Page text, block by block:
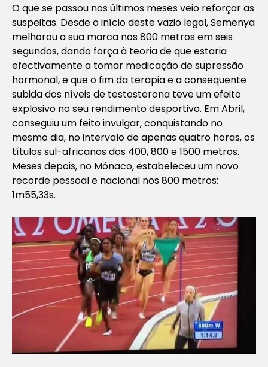
O que se passou nos últimos meses veio reforçar as
suspeitas. Desde o início deste vazio legal, Semenya
melhorou a sua marca nos 800 metros em seis
segundos, dando força à teoria de que estaria
efectivamente a tomar medicação de supressão
hormonal, e que o fim da terapia e a consequente
subida dos níveis de testosterona teve um efeito
explosivo no seu rendimento desportivo. Em Abril,
conseguiu um feito invulgar, conquistando no
mesmo dia, no intervalo de apenas quatro horas, os
títulos sul-africanos dos 400, 800 e 1500 metros.
Meses depois, no Mónaco, estabeleceu um novo
recorde pessoal e nacional nos 800 metros:
1m55,33s.